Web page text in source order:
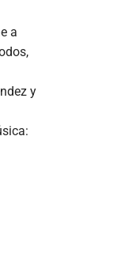
a
y